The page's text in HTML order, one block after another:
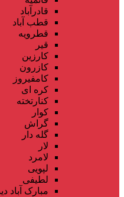
قادرآباد
قطب آباد
قطرویه
قیر
کارزین
کازرون
کامفیروز
کره ای
کنارتخته
کوار
گراش
گله دار
لار
لامرد
لپویی
لطیفی
مبارک آباد